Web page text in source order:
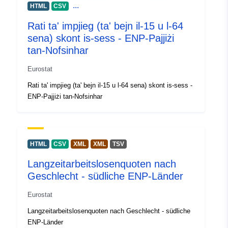
Identifikaturi
Oħra:
https://doi.org/10.2908/
Drittijiet ta'
Dovuti:
Kopertura
01 January 2005
Tip:
Statistical data
HTML
CSV ...
Rati ta' impjieg (ta' bejn il-15 u l-64
sena) skont is-sess - ENP-Pajjiżi
tan-Nofsinhar
Eurostat
Rati ta' impjieg (ta' bejn il-15 u l-64 sena) skont is-sess -
ENP-Pajjiżi tan-Nofsinhar
HTML CSV XML XML TSV
Langzeitarbeitslosenquoten nach
Geschlecht - südliche ENP-Länder
Eurostat
Langzeitarbeitslosenquoten nach Geschlecht - südliche
ENP-Länder